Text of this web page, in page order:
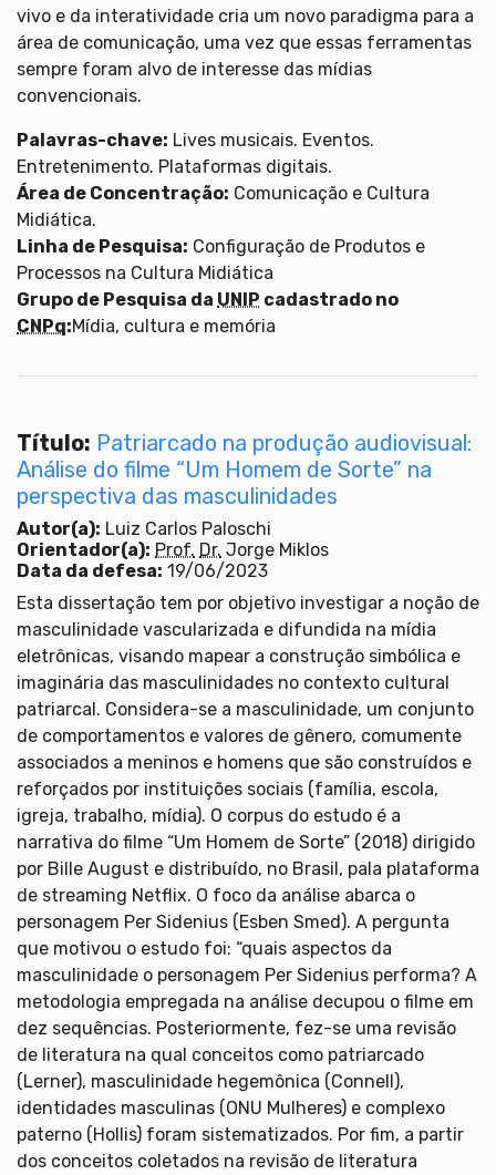
vivo e da interatividade cria um novo paradigma para a
área de comunicação, uma vez que essas ferramentas
sempre foram alvo de interesse das mídias
convencionais.
Palavras-chave: Lives musicais. Eventos.
Entretenimento. Plataformas digitais.
Área de Concentração: Comunicação e Cultura
Midiática.
Linha de Pesquisa: Configuração de Produtos e
Processos na Cultura Midiática
Grupo de Pesquisa da UNIP cadastrado no
CNPq:Mídia, cultura e memória
Título: Patriarcado na produção audiovisual:
Análise do filme “Um Homem de Sorte” na
perspectiva das masculinidades
Autor(a): Luiz Carlos Paloschi
Orientador(a): Prof. Dr. Jorge Miklos
Data da defesa: 19/06/2023
Esta dissertação tem por objetivo investigar a noção de
masculinidade vascularizada e difundida na mídia
eletrônicas, visando mapear a construção simbólica e
imaginária das masculinidades no contexto cultural
patriarcal. Considera-se a masculinidade, um conjunto
de comportamentos e valores de gênero, comumente
associados a meninos e homens que são construídos e
reforçados por instituições sociais (família, escola,
igreja, trabalho, mídia). O corpus do estudo é a
narrativa do filme “Um Homem de Sorte” (2018) dirigido
por Bille August e distribuído, no Brasil, pala plataforma
de streaming Netflix. O foco da análise abarca o
personagem Per Sidenius (Esben Smed). A pergunta
que motivou o estudo foi: “quais aspectos da
masculinidade o personagem Per Sidenius performa? A
metodologia empregada na análise decupou o filme em
dez sequências. Posteriormente, fez-se uma revisão
de literatura na qual conceitos como patriarcado
(Lerner), masculinidade hegemônica (Connell),
identidades masculinas (ONU Mulheres) e complexo
paterno (Hollis) foram sistematizados. Por fim, a partir
dos conceitos coletados na revisão de literatura